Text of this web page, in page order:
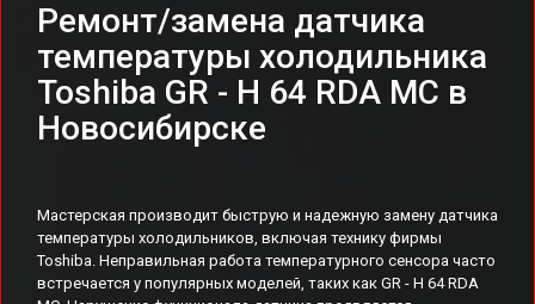
Ремонт/замена датчика
температуры холодильника
Toshiba GR - H 64 RDA MC в
Новосибирске
Мастерская производит быструю и надежную замену датчика
температуры холодильников, включая технику фирмы
Toshiba. Неправильная работа температурного сенсора часто
встречается у популярных моделей, таких как GR - H 64 RDA